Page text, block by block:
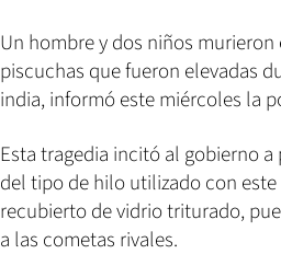
Un hombre y dos niños
piscuchas que fueron elevadas
india, informó este miércoles la
Esta tragedia incitó al gobierno
del tipo de hilo utilizado con
recubierto de vidrio triturado,
a las cometas rivales.